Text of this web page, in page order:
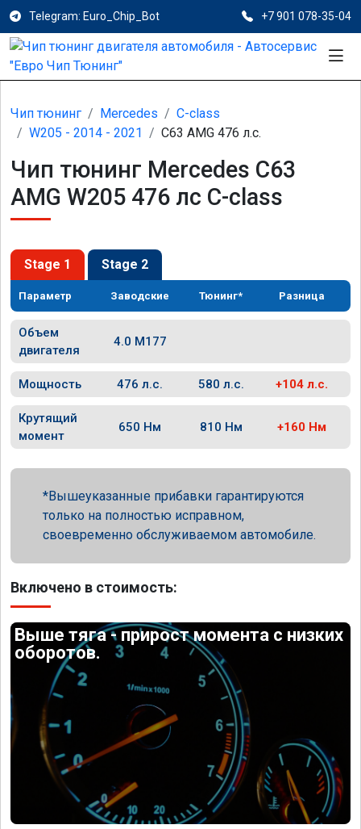
Telegram: Euro_Chip_Bot +7 901 078-35-04
Чип тюнинг Mercedes
C-class
W205 - 2014 - 2021
C63 AMG 476 л.с.
Чип тюнинг Mercedes C63
AMG W205 476 лс C-class
Stage 1 Stage 2
Параметр Заводские Тюнинг* Разница
Объем
двигателя
4.0 M177
Мощность 476 л.с. 580 л.с. +104 л.с.
Крутящий
момент
650 Нм 810 Нм +160 Нм
Вышеуказанные прибавки гарантируются
только на полностью исправном,
своевременно обслуживаемом автомобиле.
Включено в стоимость:
Выше тяга - прирост момента с низких
оборотов.